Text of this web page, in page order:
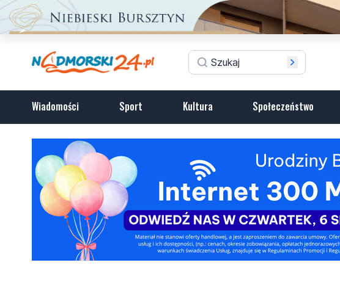
Wiadomości Sport Kultura Społeczeństwo